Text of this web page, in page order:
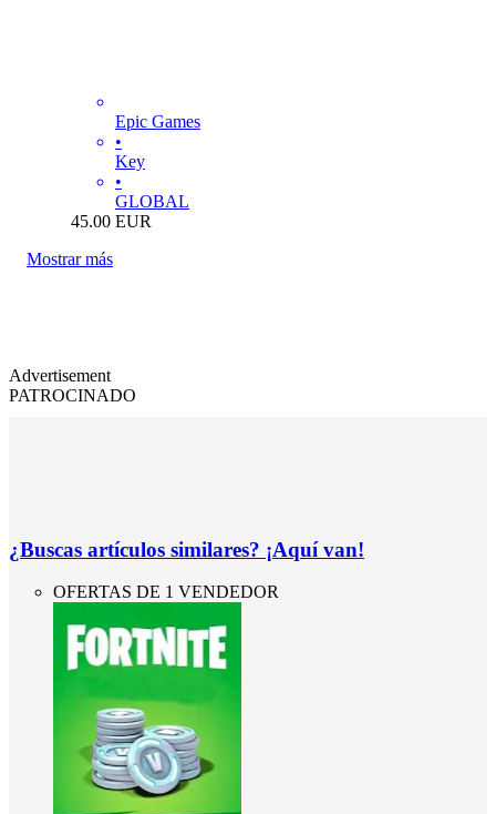
Epic Games
•
Key
•
GLOBAL
45.00 EUR
Mostrar más
Advertisement
PATROCINADO
¿Buscas artículos similares? ¡Aquí van!
OFERTAS DE 1 VENDEDOR